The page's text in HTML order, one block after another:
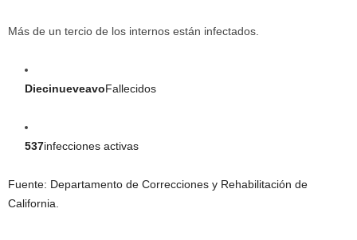
Más de un tercio de los internos están infectados.
DiecinueveavoFallecidos
537infecciones activas
Fuente: Departamento de Correcciones y Rehabilitación de
California.